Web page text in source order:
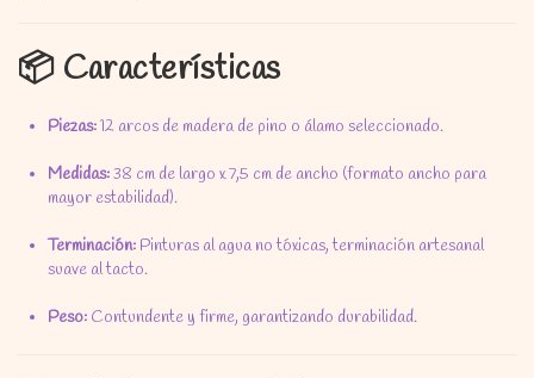
📦 Características
Piezas:12 arcos de madera de pino o álamo seleccionado.
Medidas:38 cm de largo x 7,5 cm de ancho (formato ancho para
mayor estabilidad).
Terminación: Pinturas al agua no tóxicas,terminación artesanal
suave al tacto.
Peso: Contundente y firme, garantizando durabilidad.